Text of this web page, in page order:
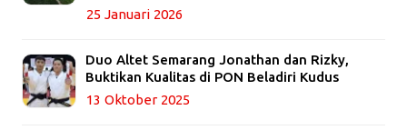
25 Januari 2026
Duo Altet Semarang Jonathan dan Rizky,
Buktikan Kualitas di PON Beladiri Kudus
13 Oktober 2025